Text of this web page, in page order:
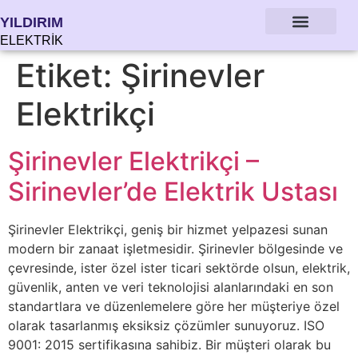
YILDIRIM
ELEKTRİK
Etiket: Şirinevler
Elektrikçi
Şirinevler Elektrikçi –
Sirinevler’de Elektrik Ustası
Şirinevler Elektrikçi, geniş bir hizmet yelpazesi sunan
modern bir zanaat işletmesidir. Şirinevler bölgesinde ve
çevresinde, ister özel ister ticari sektörde olsun, elektrik,
güvenlik, anten ve veri teknolojisi alanlarındaki en son
standartlara ve düzenlemelere göre her müşteriye özel
olarak tasarlanmış eksiksiz çözümler sunuyoruz. ISO
9001: 2015 sertifikasına sahibiz. Bir müşteri olarak bu